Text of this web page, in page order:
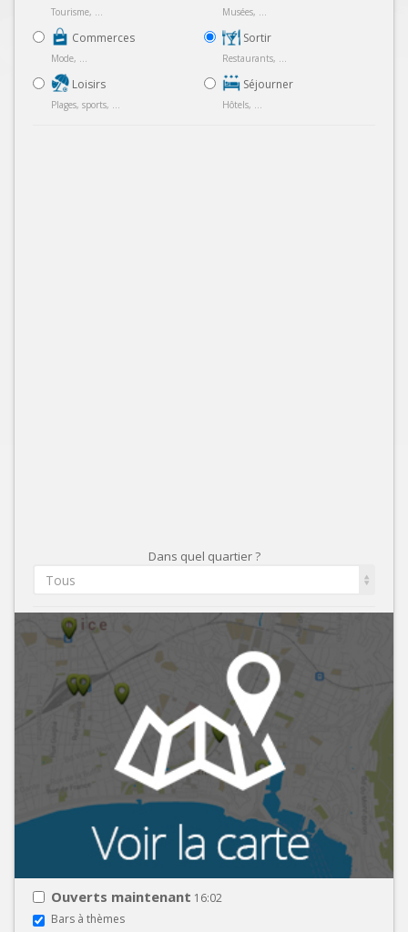
Tourisme, ...
Commerces
Mode, ...
Loisirs
Plages, sports, ...
Musées, ...
Sortir
Restaurants, ...
Séjourner
Hôtels, ...
Dans quel quartier ?
Tous
Ouverts maintenant 16:02
Bars à thèmes